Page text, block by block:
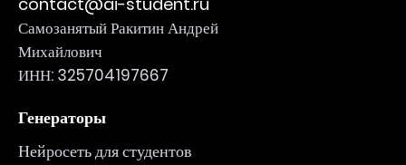
Самозанятый Ракитин Андрей
Михайлович
ИНН: 325704197667
Генераторы
Нейросеть для студентов